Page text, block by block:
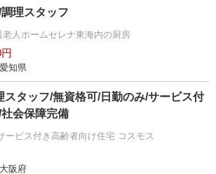
理スタッフ
人ホームセレナ東海内の厨房
知県
スタッフ/無資格可/日勤のみ/サービス付
会保障完備
ービス付き高齢者向け住宅 コスモス
阪府